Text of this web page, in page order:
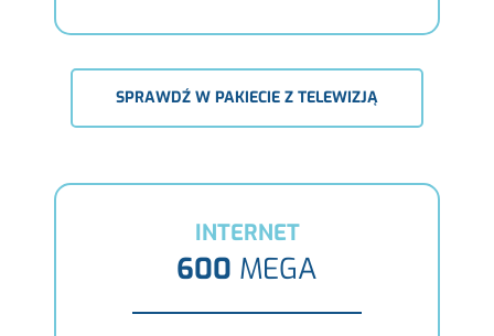
SPRAWDŹ W PAKIECIE Z TELEWIZJĄ
INTERNET
600 MEGA